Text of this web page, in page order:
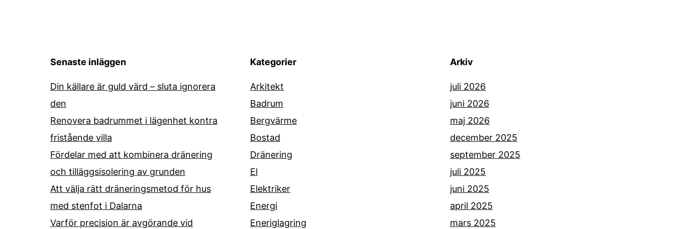
Senaste inläggen
Din källare är guld värd – sluta ignorera
den
Renovera badrummet i lägenhet kontra
fristående villa
Fördelar med att kombinera dränering
och tilläggsisolering av grunden
Att välja rätt dräneringsmetod för hus
med stenfot i Dalarna
Varför precision är avgörande vid
Kategorier
Arkitekt
Badrum
Bergvärme
Bostad
Dränering
El
Elektriker
Energi
Eneriglagring
Arkiv
juli 2026
juni 2026
maj 2026
december 2025
september 2025
juli 2025
juni 2025
april 2025
mars 2025